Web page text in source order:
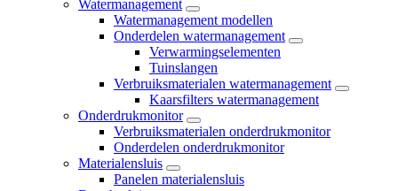
Watermanagement
Watermanagement modellen
Onderdelen watermanagement
Verwarmingselementen
Tuinslangen
Verbruiksmaterialen watermanagement
Kaarsfilters watermanagement
Onderdrukmonitor
Verbruiksmaterialen onderdrukmonitor
Onderdelen onderdrukmonitor
Materialensluis
Panelen materialensluis